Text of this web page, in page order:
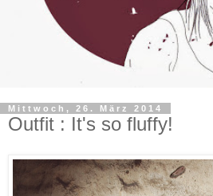
Mittwoch, 26. März 2014
Outfit : It's so fluffy!